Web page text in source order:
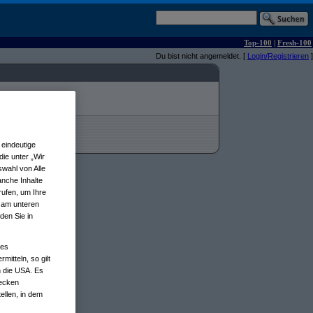
Top-100 | Fresh-100
Du bist nicht angemeldet. [ Login/Registrieren ]
unter „Wir
von Alle
Inhalte
um Ihre
unteren
Sie in
so gilt
die USA. Es
in dem